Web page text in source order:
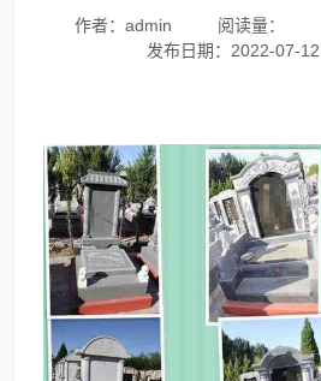
作者：admin 阅读量：
发布日期：2022-07-